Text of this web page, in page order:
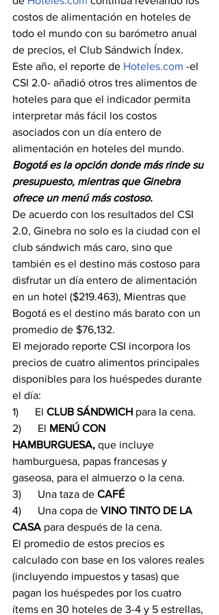
costos de alimentación en hoteles de
todo el mundo con su barómetro anual
de precios, el Club Sándwich Índex.
Este año, el reporte de Hoteles.com -el
CSI 2.0- añadió otros tres alimentos de
hoteles para que el indicador permita
interpretar más fácil los costos
asociados con un día entero de
alimentación en hoteles del mundo.
Bogotá es la opción donde más rinde su
presupuesto, mientras que Ginebra
ofrece un menú más costoso.
De acuerdo con los resultados del CSI
2.0, Ginebra no solo es la ciudad con el
club sándwich más caro, sino que
también es el destino más costoso para
disfrutar un día entero de alimentación
en un hotel ($219.463), Mientras que
Bogotá es el destino más barato con un
promedio de $76,132.
El mejorado reporte CSI incorpora los
precios de cuatro alimentos principales
disponibles para los huéspedes durante
el día:
1)      El CLUB SÁNDWICH para la cena.
2)      El MENÚ CON
HAMBURGUESA, que incluye
hamburguesa, papas francesas y
gaseosa, para el almuerzo o la cena.
3)      Una taza de CAFÉ
4)      Una copa de VINO TINTO DE LA
CASA para después de la cena.
El promedio de estos precios es
calculado con base en los valores reales
(incluyendo impuestos y tasas) que
pagan los huéspedes por los cuatro
ítems en 30 hoteles de 3-4 y 5 estrellas,